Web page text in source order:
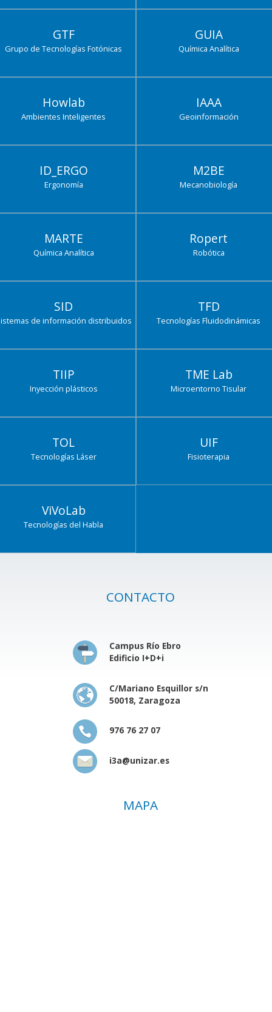
GTF
Grupo de Tecnologías Fotónicas
GUIA
Química Analítica
Howlab
Ambientes Inteligentes
IAAA
Geoinformación
ID_ERGO
Ergonomía
M2BE
Mecanobiología
MARTE
Química Analítica
Ropert
Robótica
SID
de información distribuidos
TFD
Tecnologías Fluidodinámicas
TIIP
Inyección plásticos
TME Lab
Microentorno Tisular
TOL
Tecnologías Láser
UIF
Fisioterapia
ViVoLab
Tecnologías del Habla
CONTACTO
Campus Río Ebro
Edificio I+D+i
C/Mariano Esquillor s/n
50018, Zaragoza
976 76 27 07
i3a@unizar.es
MAPA